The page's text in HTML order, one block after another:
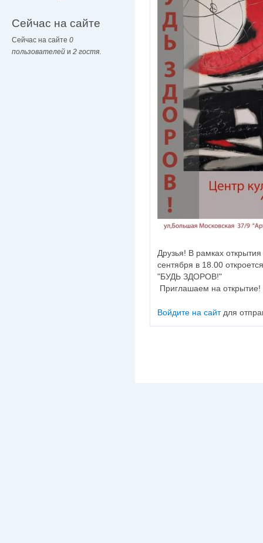
Сейчас на сайте
Сейчас на сайте 0
пользователей и 2 гостя
Друзья! В рамках
сентября в 18.00
"БУДЬ ЗДОРОВ!"
Приглашаем на открытие!
Войдите на сайтдля